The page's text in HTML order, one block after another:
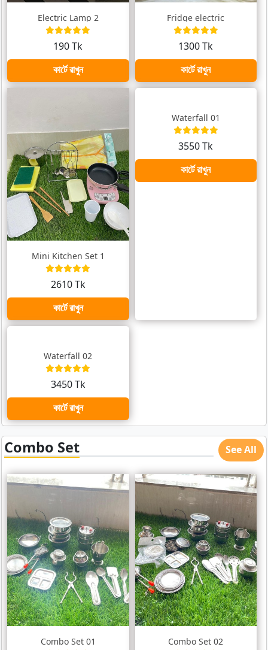
Electric Lamp 2
190 Tk
কার্টে রাখুন
Fridge electric
1300 Tk
কার্টে রাখুন
Mini Kitchen Set 1
2610 Tk
কার্টে রাখুন
Waterfall 01
3550 Tk
কার্টে রাখুন
Waterfall 02
3450 Tk
কার্টে রাখুন
Combo Set See All
Combo Set 01 Combo Set 02